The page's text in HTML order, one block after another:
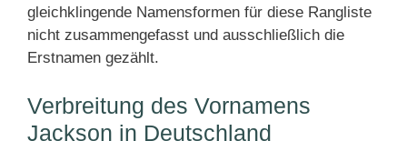
gleichklingende Namensformen für diese Rangliste
nicht zusammengefasst und ausschließlich die
Erstnamen gezählt.
Verbreitung des Vornamens
Jackson in Deutschland